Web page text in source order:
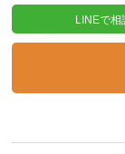
LINEで相